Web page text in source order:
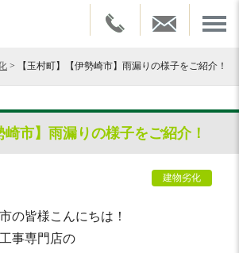
> 【玉村町】【伊勢崎市】雨漏りの様子をご紹介！
崎市】雨漏りの様子をご紹介！
建物劣化
の皆様こんにちは！
事専門店の